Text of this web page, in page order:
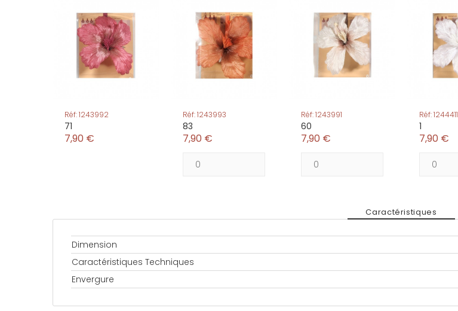
Réf: 1243992
71
7,90 €
Réf: 1243993
83
7,90 €
Réf: 1243991
60
7,90 €
Réf: 1244411
1
7,90 €
Caractéristiques
Dimension
Caractéristiques Techniques
Envergure